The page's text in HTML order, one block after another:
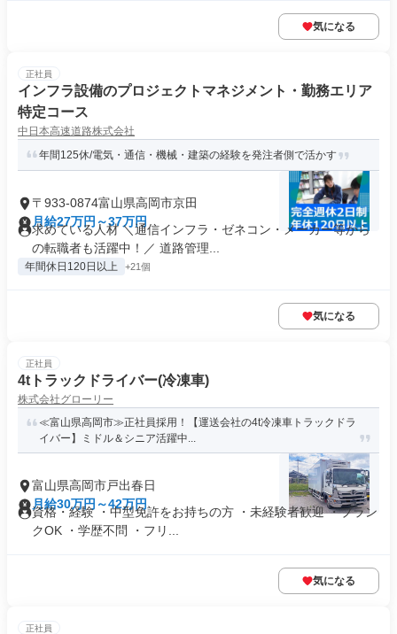
気になる
正社員
インフラ設備のプロジェクトマネジメント・勤務エリア
特定コース
中日本高速道路株式会社
年間125休/電気・通信・機械・建築の経験を発注者側で活かす
〒933-0874富山県高岡市京田
月給27万円～37万円
求めている人材 ＼通信インフラ・ゼネコン・メーカー等から
の転職者も活躍中！／ 道路管理...
年間休日120日以上 +21個
気になる
正社員
4tトラックドライバー(冷凍車)
株式会社グローリー
≪富山県高岡市≫正社員採用！【運送会社の4t冷凍車トラックドラ
イバー】ミドル＆シニア活躍中...
富山県高岡市戸出春日
月給30万円～42万円
資格・経験 ・中型免許をお持ちの方 ・未経験者歓迎 ・ブラン
クOK ・学歴不問 ・フリ...
気になる
正社員